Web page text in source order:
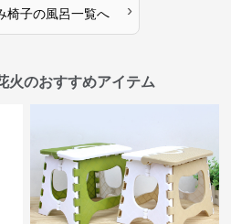
椅子の風呂一覧へ ›
火のおすすめアイテム